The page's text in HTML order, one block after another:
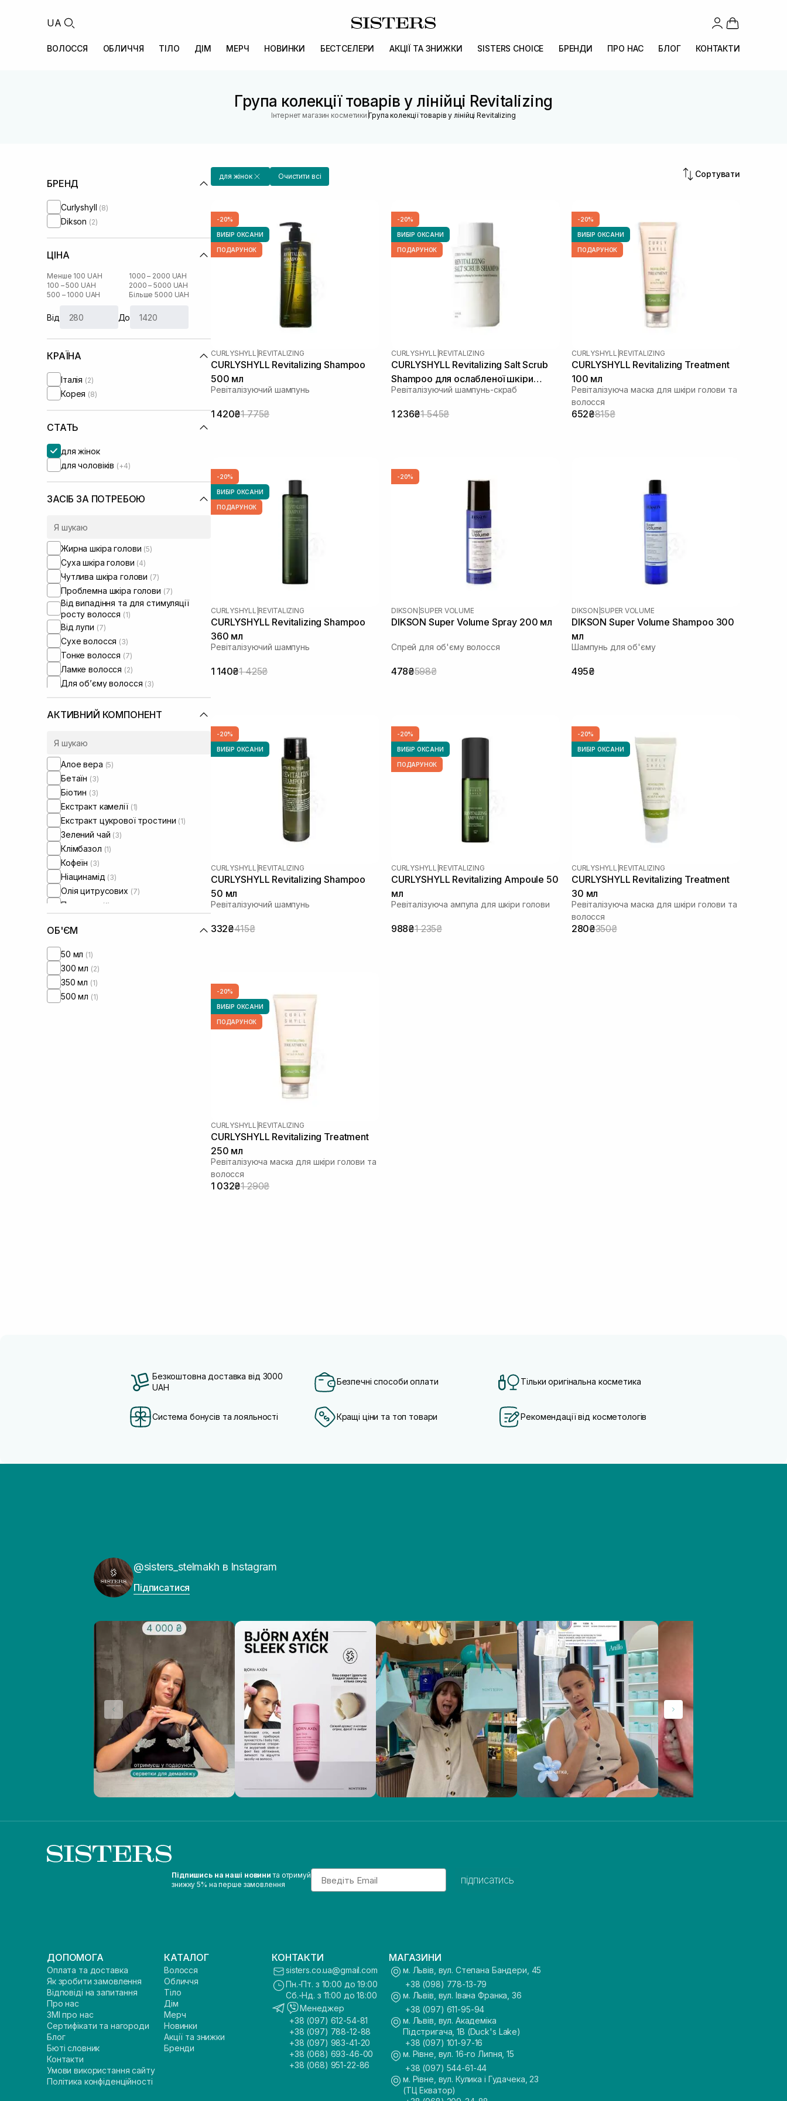
UA
ВОЛОССЯ ОБЛИЧЧЯ ТІЛО ДІМ МЕРЧ НОВИНКИ БЕСТСЕЛЕРИ АКЦІЇ ТА ЗНИЖКИ SISTERS CHOICE БРЕНДИ ПРО НАС БЛОГ КОНТАКТИ
Група колекції товарів у лінійці Revitalizing
Інтернет магазин косметики |Група колекції товарів у лінійці Revitalizing
БРЕНД
Curlyshyll (8)
Dikson (2)
ЦІНА
Менше 100 UAH
100 – 500 UAH
500 – 1000 UAH
1000 – 2000 UAH
2000 – 5000 UAH
Більше 5000 UAH
Від До
КРАЇНА
Італія (2)
Корея (8)
СТАТЬ
для жінок
для чоловіків (+4)
ЗАСІБ ЗА ПОТРЕБОЮ
Жирна шкіра голови (5)
Суха шкіра голови (4)
Чутлива шкіра голови (7)
Проблемна шкіра голови (7)
Від випадіння та для стимуляції
росту волосся (1)
Від лупи (7)
Сухе волосся (3)
Тонке волосся (7)
Ламке волосся (2)
Для обʼєму волосся (3)
АКТИВНИЙ КОМПОНЕНТ
Алое вера (5)
Бетаїн (3)
Біотин (3)
Екстракт камелії (1)
Екстракт цукрової тростини (1)
Зелений чай (3)
Клімбазол (1)
Кофеїн (3)
Ніацинамід (3)
Олія цитрусових (7)
Пантенол (1)
Протеїни
Чайне дерево
ОБ'ЄМ
50 мл (1)
300 мл (2)
350 мл (1)
500 мл (1)
для жінок Очистити всі Сортувати
-20%
ВИБІР ОКСАНИ
ПОДАРУНОК
CURLYSHYLL REVITALIZING
CURLYSHYLL Revitalizing Shampoo
500 мл
Ревіталізуючий шампунь
1 420₴1 775₴
-20%
ВИБІР ОКСАНИ
ПОДАРУНОК
CURLYSHYLL REVITALIZING
CURLYSHYLL Revitalizing Salt Scrub
Shampoo для ослабленої шкіри
голови та тонкого волосся 300 мл
Ревіталізуючий шампунь-скраб
1 236₴1 545₴
-20%
ВИБІР ОКСАНИ
ПОДАРУНОК
CURLYSHYLL REVITALIZING
CURLYSHYLL Revitalizing Treatment
100 мл
Ревіталізуюча маска для шкіри голови та
волосся
652₴815₴
-20%
ВИБІР ОКСАНИ
ПОДАРУНОК
CURLYSHYLL REVITALIZING
CURLYSHYLL Revitalizing Shampoo
360 мл
Ревіталізуючий шампунь
1 140₴1 425₴
-20%
DIKSON SUPER VOLUME
DIKSON Super Volume Spray 200 мл
Спрей для об'єму волосся
478₴598₴
DIKSON SUPER VOLUME
DIKSON Super Volume Shampoo 300
мл
Шампунь для об'єму
495₴
-20%
ВИБІР ОКСАНИ
CURLYSHYLL REVITALIZING
CURLYSHYLL Revitalizing Shampoo
50 мл
Ревіталізуючий шампунь
332₴415₴
-20%
ВИБІР ОКСАНИ
ПОДАРУНОК
CURLYSHYLL REVITALIZING
CURLYSHYLL Revitalizing Ampoule 50
мл
Ревіталізуюча ампула для шкіри голови
988₴1 235₴
-20%
ВИБІР ОКСАНИ
CURLYSHYLL REVITALIZING
CURLYSHYLL Revitalizing Treatment
30 мл
Ревіталізуюча маска для шкіри голови та
волосся
280₴350₴
-20%
ВИБІР ОКСАНИ
ПОДАРУНОК
CURLYSHYLL REVITALIZING
CURLYSHYLL Revitalizing Treatment
250 мл
Ревіталізуюча маска для шкіри голови та
волосся
1 032₴1 290₴
Безкоштовна доставка від 3000
UAH
Безпечні способи оплати Тільки оригінальна косметика
Система бонусів та лояльності Кращі ціни та топ товари Рекомендації від косметологів
@sisters_stelmakh в Instagram
Підписатися
Підпишись на наші новини та отримуй
знижку 5% на перше замовлення
Email
підписатись
ДОПОМОГА
Оплата та доставка
Як зробити замовлення
Відповіді на запитання
Про нас
ЗМІ про нас
Сертифікати та нагороди
Блог
Бюті словник
Контакти
Умови використання сайту
Політика конфіденційності
КАТАЛОГ
Волосся
Обличчя
Тіло
Дім
Мерч
Новинки
Акції та знижки
Бренди
КОНТАКТИ
sisters.co.ua@gmail.com
Пн.-Пт. з 10:00 до 19:00
Сб.-Нд. з 11:00 до 18:00
Менеджер
+38 (097) 612-54-81
+38 (097) 788-12-88
+38 (097) 983-41-20
+38 (068) 693-46-00
+38 (068) 951-22-86
МАГАЗИНИ
м. Львів, вул. Степана Бандери, 45
+38 (098) 778-13-79
м. Львів, вул. Івана Франка, 36
+38 (097) 611-95-94
м. Львів, вул. Академіка
Підстригача, 1В (Duck's Lake)
+38 (097) 101-97-16
м. Рівне, вул. 16-го Липня, 15
+38 (097) 544-61-44
м. Рівне, вул. Кулика і Гудачека, 23
(ТЦ Екватор)